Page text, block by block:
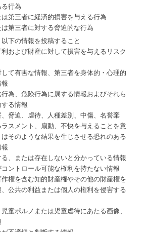
行為
は第三者に経済的損害を与える行為
は第三者に対する脅迫的な行為
以下の情報を投稿すること
および財産に対して損害を与えるリスク
て有害な情報、第三者を身体的・心理的
為、危険行為に属する情報およびそれら
る情報
脅迫、虐待、人種差別、中傷、名誉棄
スメント、扇動、不快を与えることを意
はそのような結果を生じさせる恐れのある
、または存在しないと分かっている情報
ントロール可能な権利を持たない情報
権を含む知的財産権やその他の財産権を
公共の利益または個人の権利を侵害する
童ポルノまたは児童虐待にあたる画像、